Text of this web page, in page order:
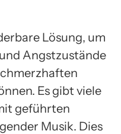
Lösung, um
Angstzustände
Es gibt viele
geführten
Musik. Dies